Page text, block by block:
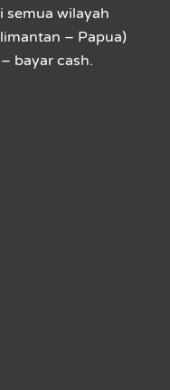
semua wilayah
– Papua)
bayar cash.